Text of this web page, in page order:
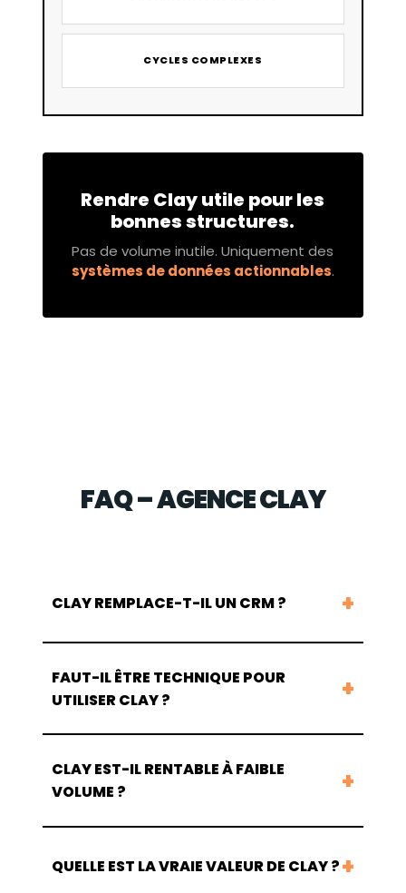
CYCLES COMPLEXES
Rendre Clay utile pour les
bonnes structures.
Pas de volume inutile. Uniquement des
systèmes de données actionnables.
FAQ – AGENCE CLAY
CLAY REMPLACE-T-IL UN CRM ?
FAUT-IL ÊTRE TECHNIQUE POUR
UTILISER CLAY ?
CLAY EST-IL RENTABLE À FAIBLE
VOLUME ?
QUELLE EST LA VRAIE VALEUR DE CLAY ?